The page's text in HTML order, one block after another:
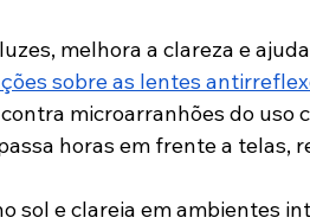
melhora a clareza e
sobre as lentes
microarranhões do uso
horas em frente a telas,
sol e clareia em ambientes